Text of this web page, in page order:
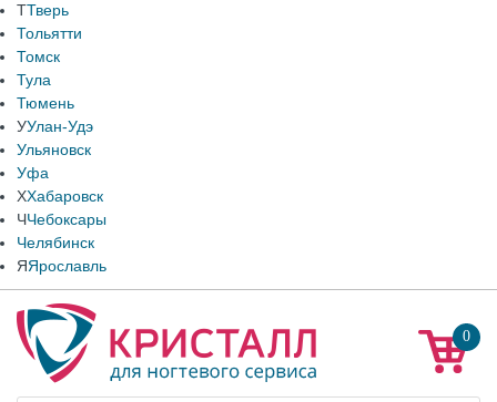
ТТверь
Тольятти
Томск
Тула
Тюмень
УУлан-Удэ
Ульяновск
Уфа
ХХабаровск
ЧЧебоксары
Челябинск
ЯЯрославль
0